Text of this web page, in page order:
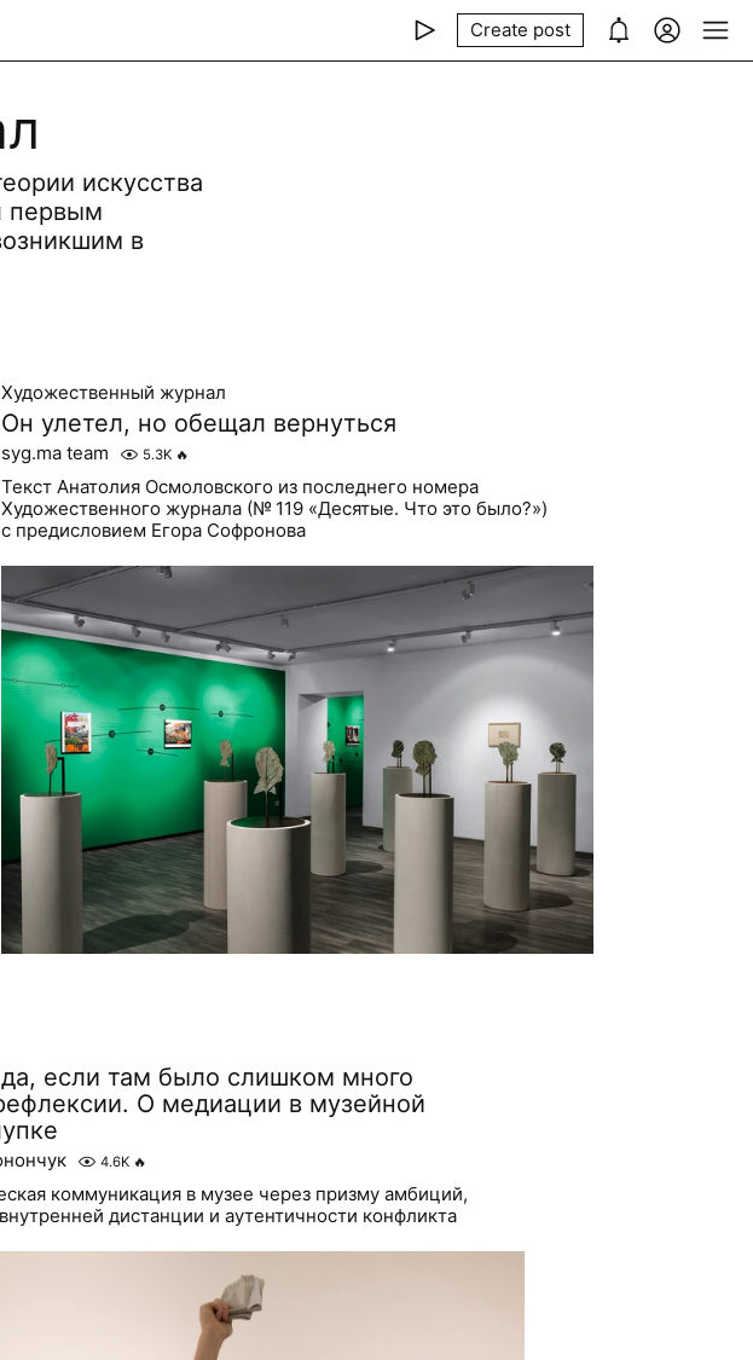
Create post
искусства
первым
в
Художественный журнал
Он улетел, но обещал вернуться
syg.ma team 5.3K 🔥
Текст Анатолия Осмоловского из последнего номера
Художественного журнала (№ 119 «Десятые. Что это было?»)
с предисловием Егора Софронова
если там было слишком много
О медиации в музейной
4.6K 🔥
коммуникация в музее через призму амбиций,
дистанции и аутентичности конфликта